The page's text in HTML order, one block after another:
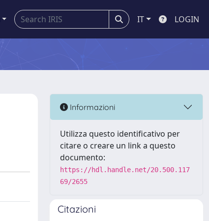
IT LOGIN
Informazioni
Utilizza questo identificativo per
citare o creare un link a questo
documento:
https://hdl.handle.net/20.500.117
69/2655
Citazioni